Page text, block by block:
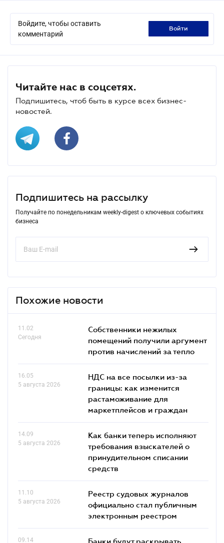
Войдите, чтобы оставить
комментарий
войти
Читайте нас в соцсетях.
Подпишитесь, чтоб быть в курсе всех бизнес-
новостей.
Подпишитесь на рассылку
Получайте по понедельникам weekly-digest о ключевых событиях
бизнеса
Похожие новости
11.02
Сегодня
Собственники нежилых
помещений получили аргумент
против начислений за тепло
16.05
5 августа 2026
НДС на все посылки из-за
границы: как изменится
растаможивание для
маркетплейсов и граждан
14.09
5 августа 2026
Как банки теперь исполняют
требования взыскателей о
принудительном списании
средств
11.10
5 августа 2026
Реестр судовых журналов
официально стал публичным
электронным реестром
09.14
Банки будут раскрывать